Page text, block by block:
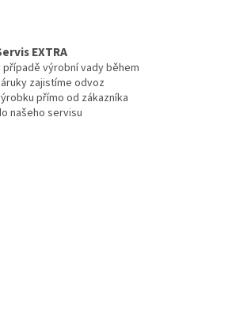
EXTRA
případě výrobní vady během
zajistíme odvoz
přímo od zákazníka
našeho servisu